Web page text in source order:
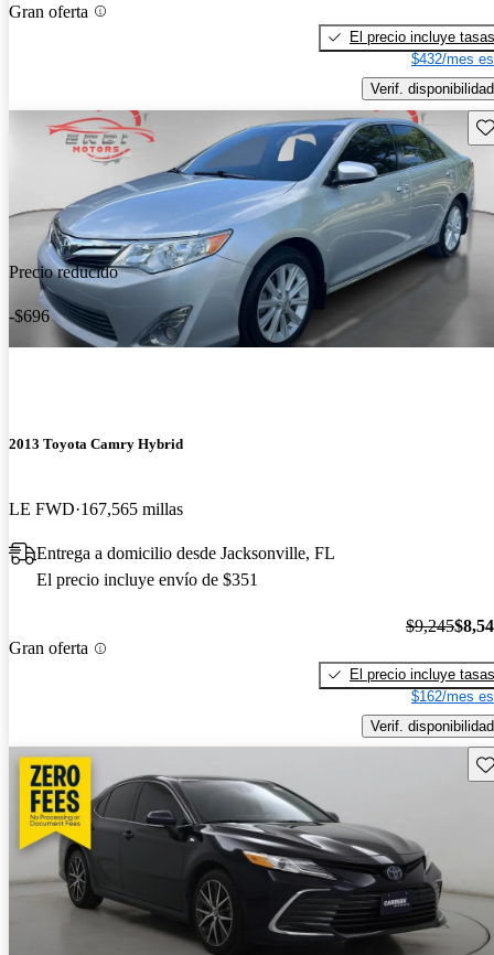
Gran oferta
El precio incluye tasas
$432/mes
Verif. disponibilidad
Precio reducido
-$696
2013 Toyota Camry Hybrid
LE FWD 167,565 millas
Entrega a domicilio desde Jacksonville, FL
El precio incluye envío de $351
Gran oferta
$9,245
El precio incluye tasas
$162/mes
Verif. disponibilidad